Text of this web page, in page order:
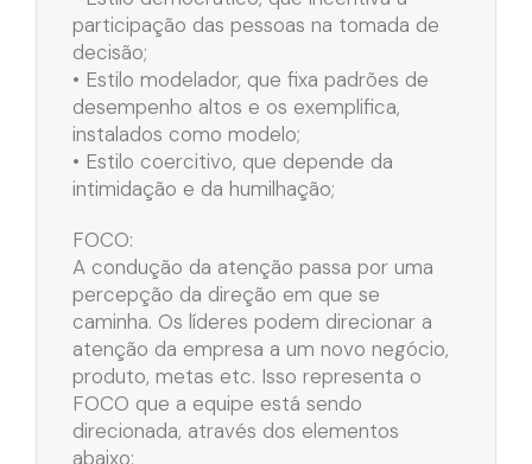
participação das pessoas na tomada de
decisão;
• Estilo modelador, que fixa padrões de
desempenho altos e os exemplifica,
instalados como modelo;
• Estilo coercitivo, que depende da
intimidação e da humilhação;
FOCO:
A condução da atenção passa por uma
percepção da direção em que se
caminha. Os líderes podem direcionar a
atenção da empresa a um novo negócio,
produto, metas etc. Isso representa o
FOCO que a equipe está sendo
direcionada, através dos elementos
abaixo: